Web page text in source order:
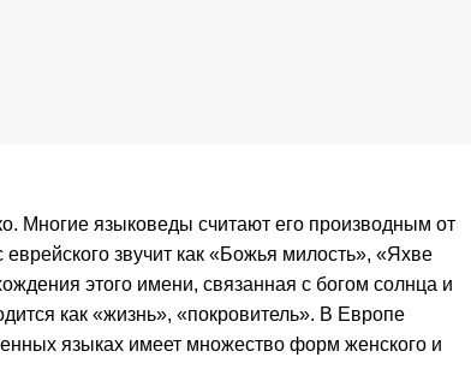
Многие языковеды считают его производным от
звучит как «Божья милость», «Яхве
этого имени, связанная с богом солнца и
как «жизнь», «покровитель». В Европе
языках имеет множество форм женского и